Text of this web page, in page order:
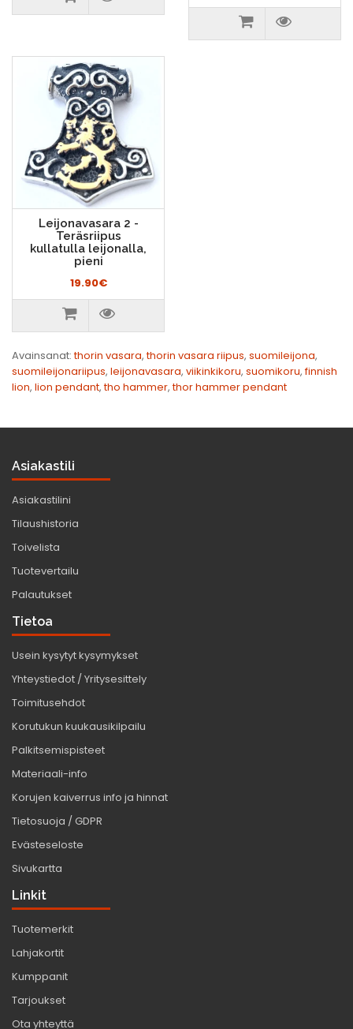
Leijonavasara 2 -
Teräsriipus
kullatulla leijonalla,
pieni
19.90€
Avainsanat:thorin vasara,thorin vasara riipus, suomileijona,
suomileijonariipus, leijonavasara, viikinkikoru, suomikoru,finnish
lion, lion pendant,tho hammer,thor hammer pendant
Asiakastili
Asiakastilini
Tilaushistoria
Toivelista
Tuotevertailu
Palautukset
Tietoa
Usein kysytyt kysymykset
Yhteystiedot / Yritysesittely
Toimitusehdot
Korutukun kuukausikilpailu
Palkitsemispisteet
Materiaali-info
Korujen kaiverrus info ja hinnat
Tietosuoja / GDPR
Evästeseloste
Sivukartta
Linkit
Tuotemerkit
Lahjakortit
Kumppanit
Tarjoukset
Ota yhteyttä